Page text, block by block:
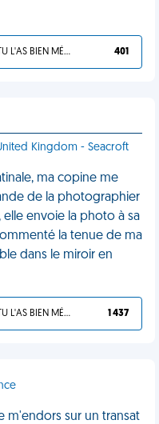
TU L'AS BIEN MÉRITÉ 401
Kingdom - Seacroft
ma copine me
de la photographier
elle envoie la photo à sa
la tenue de ma
dans le miroir en
TU L'AS BIEN MÉRITÉ 1 437
m'endors sur un transat